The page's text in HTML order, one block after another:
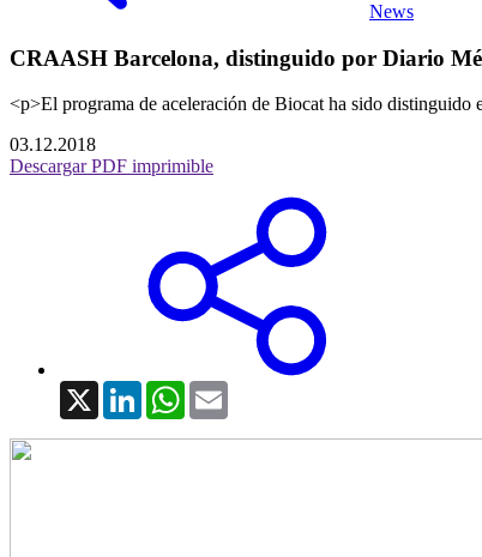
News
CRAASH Barcelona, distinguido por Diario
<p>El programa de aceleración de Biocat ha sido
03.12.2018
Descargar PDF imprimible
X LinkedInWhatsApp